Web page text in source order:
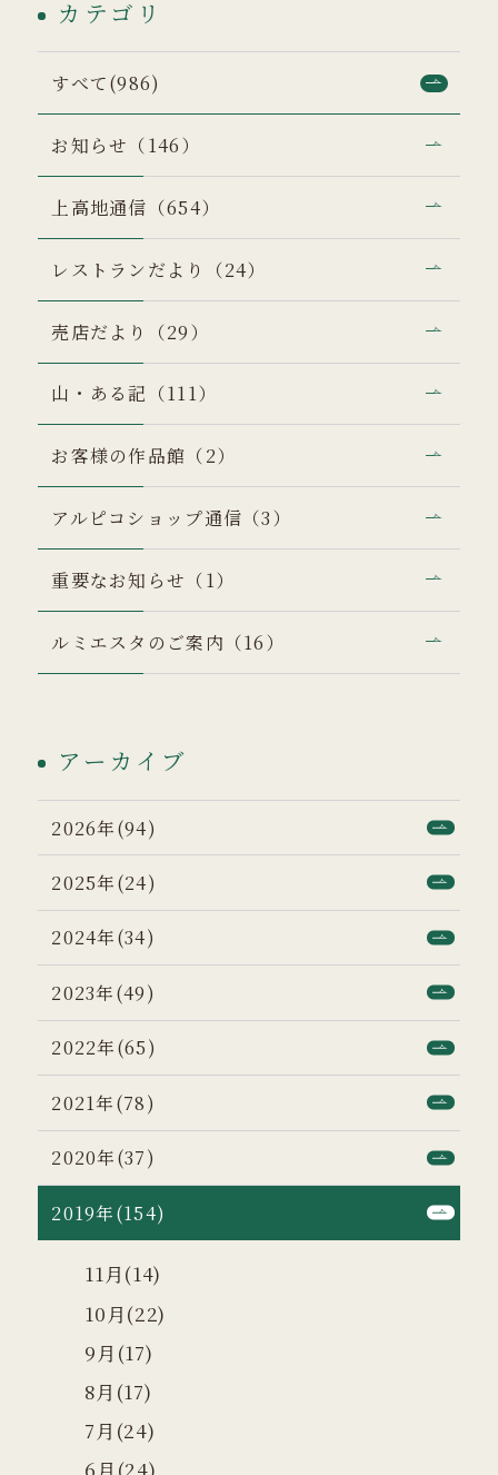
カテゴリ
すべて(986)
お知らせ（146）
上高地通信（654）
レストランだより（24）
売店だより（29）
山・ある記（111）
お客様の作品館（2）
アルピコショップ通信（3）
重要なお知らせ（1）
ルミエスタのご案内（16）
アーカイブ
2026年(94)
2025年(24)
2024年(34)
2023年(49)
2022年(65)
2021年(78)
2020年(37)
2019年(154)
11月(14)
10月(22)
9月(17)
8月(17)
7月(24)
6月(24)